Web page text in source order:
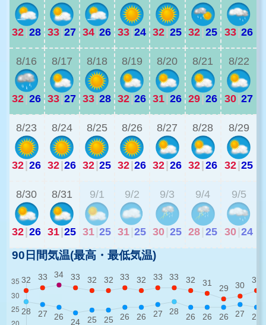
32|28 33|27 34|26 33|24 32|25 32|25 33|26
8/16
32|26
8/17
33|27
8/18
33|28
8/19
32|26
8/20
31|26
8/21
29|26
8/22
30|27
8/23
32|26
8/24
32|26
8/25
32|25
8/26
32|26
8/27
32|26
8/28
32|26
8/29
32|25
8/30
32|26
8/31
31|25
9/1
31 25
9/2
31 25
9/3
30 25
9/4
28 25
9/5
30 24
90日間気温(最高・最低気温)